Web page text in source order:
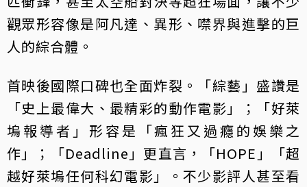
觀眾形容像是阿凡達、異形、噤界與進擊的巨
人的綜合體。
首映後國際口碑也全面炸裂。「綜藝」盛讚是
「史上最偉大、最精彩的動作電影」；「好萊
塢報導者」形容是「瘋狂又過癮的娛樂之
作」；「Deadline」更直言，「HOPE」「超
越好萊塢任何科幻電影」。不少影評人甚至看